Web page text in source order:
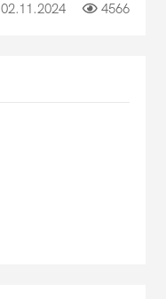
02.11.2024 4566